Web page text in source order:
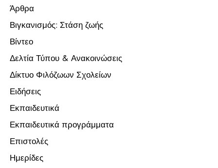
Άρθρα
Βιγκανισμός: Στάση ζωής
Βίντεο
Δελτία Τύπου & Ανακοινώσεις
Δίκτυο Φιλόζωων Σχολείων
Ειδήσεις
Εκπαιδευτικά
Εκπαιδευτικά προγράμματα
Επιστολές
Ημερίδες